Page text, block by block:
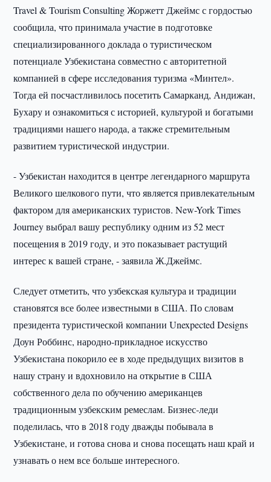
Travel & Tourism Consulting Жоржетт Джеймс с гордостью
сообщила, что принимала участие в подготовке
специализированного доклада о туристическом
потенциале Узбекистана совместно с авторитетной
компанией в сфере исследования туризма «Минтел».
Тогда ей посчастливилось посетить Самарканд, Андижан,
Бухару и ознакомиться с историей, культурой и богатыми
традициями нашего народа, а также стремительным
развитием туристической индустрии.
- Узбекистан находится в центре легендарного маршрута
Великого шелкового пути, что является привлекательным
фактором для американских туристов. New-York Times
Journey выбрал вашу республику одним из 52 мест
посещения в 2019 году, и это показывает растущий
интерес к вашей стране, - заявила Ж.Джеймс.
Следует отметить, что узбекская культура и традиции
становятся все более известными в США. По словам
президента туристической компании Unexpected Designs
Доун Роббинс, народно-прикладное искусство
Узбекистана покорило ее в ходе предыдущих визитов в
нашу страну и вдохновило на открытие в США
собственного дела по обучению американцев
традиционным узбекским ремеслам. Бизнес-леди
поделилась, что в 2018 году дважды побывала в
Узбекистане, и готова снова и снова посещать наш край и
узнавать о нем все больше интересного.